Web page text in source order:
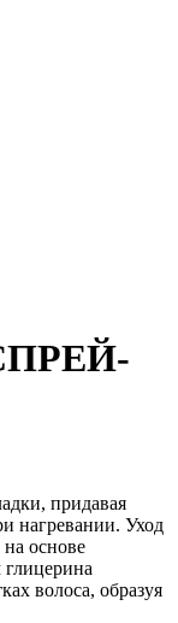
придавая
нагревании. Уход
основе
волоса, образуя